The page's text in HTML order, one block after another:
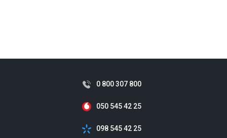
0 800 307 800
050 545 42 25
098 545 42 25